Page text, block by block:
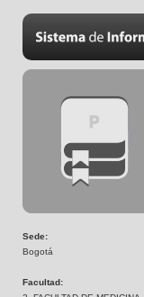
Sede:
Bogotá
Facultad: